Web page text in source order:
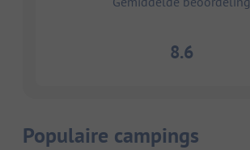
8.6
Populaire campings